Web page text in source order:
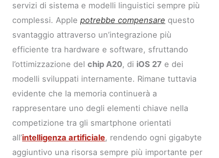
servizi di sistema e modelli linguistici sempre più
complessi. Applepotrebbe compensare questo
svantaggio attraverso un’integrazione più
efficiente tra hardware e software, sfruttando
l’ottimizzazione delchip A20, di iOS 27 e dei
modelli sviluppati internamente. Rimane tuttavia
evidente che la memoria continuerà a
rappresentare uno degli elementi chiave nella
competizione tra gli smartphone orientati
all’intelligenza artificiale, rendendo ogni gigabyte
aggiuntivo una risorsa sempre più importante per